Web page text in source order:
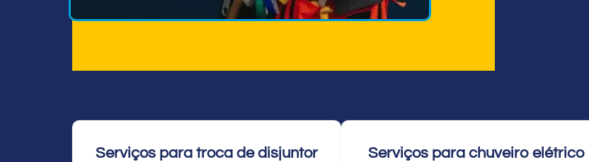
Serviços para troca de disjuntor Serviços para chuveiro elétrico